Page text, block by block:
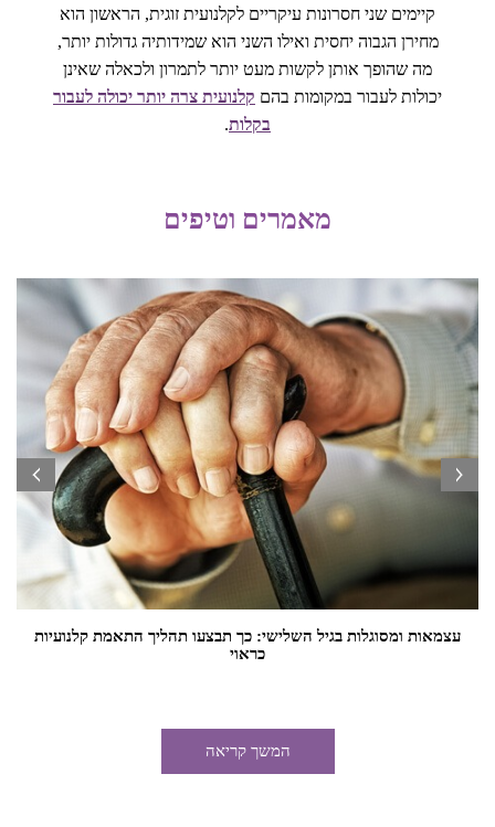
קיימים שני חסרונות עיקריים לקלנועית זוגית, הראשון הוא
מחירן הגבוה יחסית ואילו השני הוא שמידותיה גדולות יותר,
מה שהופך אותן לקשות מעט יותר לתמרון ולכאלה שאינן
יכולות לעבור במקומות בהם קלנועית צרה יותר יכולה לעבור
בקלות.
מאמרים וטיפים
עצמאות ומסוגלות בגיל השלישי: כך תבצעו תהליך התאמת קלנועיות
כראוי
המשך קריאה
prev next